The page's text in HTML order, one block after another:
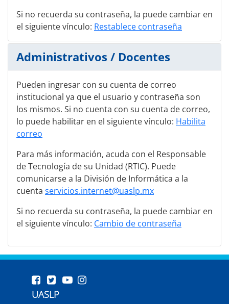
Si no recuerda su contraseña, la puede cambiar en
el siguiente vínculo: Restablece contraseña
Administrativos / Docentes
Pueden ingresar con su cuenta de correo
institucional ya que el usuario y contraseña son
los mismos. Si no cuenta con su cuenta de correo,
lo puede habilitar en el siguiente vínculo: Habilita
correo
Para más información, acuda con el Responsable
de Tecnología de su Unidad (RTIC). Puede
comunicarse a la División de Informática a la
cuenta servicios.internet@uaslp.mx
Si no recuerda su contraseña, la puede cambiar en
el siguiente vínculo: Cambio de contraseña
UASLP